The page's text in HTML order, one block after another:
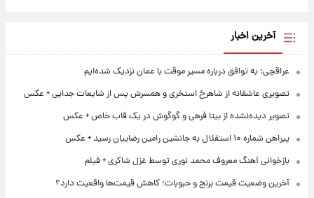
آخرین اخبار
عراقچی: به توافق درباره مسیر موقت با عمان نزدیک شده‌ایم
تصویری عاشقانه از شاهرخ استخری و همسرش پس از شایعات جدایی + عکس
تصویر دیده‌نشده از بیتا فرهی و گوگوش در یک قاب خاص + عکس
پیراهن شماره ۱۰ استقلال به جانشین رامین رضاییان رسید + عکس
بازخوانی آهنگ معروف محمد نوری توسط غزل شاکری + فیلم
آخرین وضعیت قیمت برنج و حبوبات؛ کاهش قیمت‌ها واقعیت دارد؟